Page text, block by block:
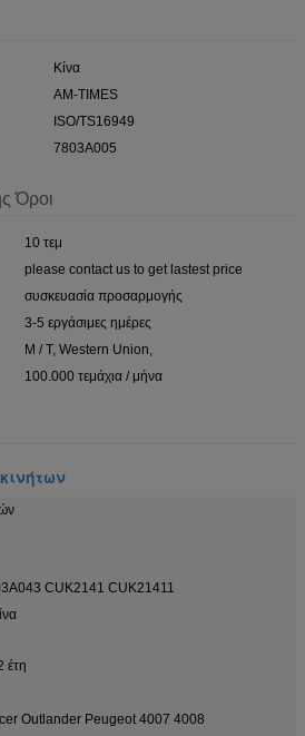
Κίνα
AM-TIMES
ISO/TS16949
7803A005
Όροι
10 τεμ
please contact us to get lastest price
συσκευασία προσαρμογής
3-5 εργάσιμες ημέρες
Μ / Τ, Western Union,
100.000 τεμάχια / μήνα
CUK2141 CUK21411
έτη
Outlander Peugeot 4007 4008